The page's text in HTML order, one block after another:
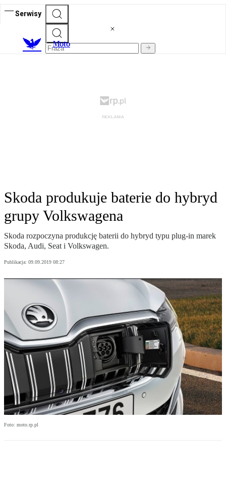
Serwisy
Moto
Skoda produkuje baterie do hybryd
grupy Volkswagena
Skoda rozpoczyna produkcję baterii do hybryd typu plug-in marek
Skoda, Audi, Seat i Volkswagen.
Publikacja: 09.09.2019 08:27
Foto: moto.rp.pl